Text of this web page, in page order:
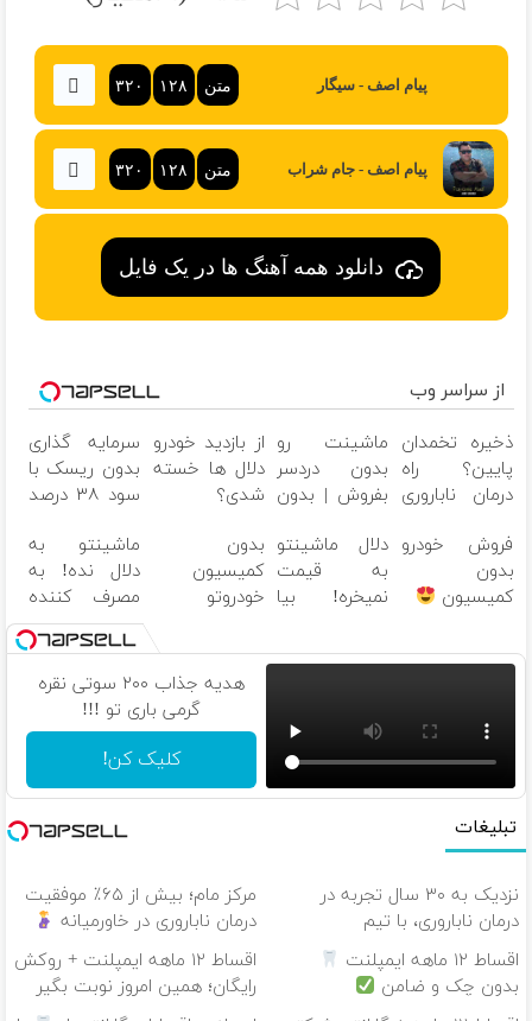
پیام اصف - سیگار متن ۱۲۸ ۳۲۰
پیام اصف - جام شراب متن ۱۲۸ ۳۲۰
دانلود همه آهنگ ها در یک فایل
از سراسر وب
ذخیره تخمدان
پایین؟ راه
درمان ناباروری
است
ماشینت رو
بدون دردسر
بفروش | بدون
از بازدید خودرو
دلال ها خسته
شدی؟
ماشینت رو
اینجا ثبت کن
سرمایه گذاری
بدون ریسک با
سود ۳۸ درصد
فروش خودرو
بدون
کمیسیون
دلال ماشینتو
به قیمت
نمیخره! بیا
بفروش*فقط
بدون
کمیسیون
خودروتو
ماشینتو به
دلال نده! به
مصرف کننده
بفروش! بدون
پاسخ به یک
تماسهدیه جذاب ۲۰۰ سوتی نقره
گرمی باری تو !!!
کلیک کن!
تبلیغات
نزدیک به ۳۰ سال تجربه در
درمان ناباروری، با تیم
فوق‌تخصصی مام
مرکز مام؛ بیش از ۶۵٪ موفقیت
درمان ناباروری در خاورمیانه
اقساط ۱۲ ماهه ایمپلنت
بدون چک و ضامن
اقساط ۱۲ ماهه ایمپلنت + روکش
رایگان؛ همین امروز نوبت بگیر